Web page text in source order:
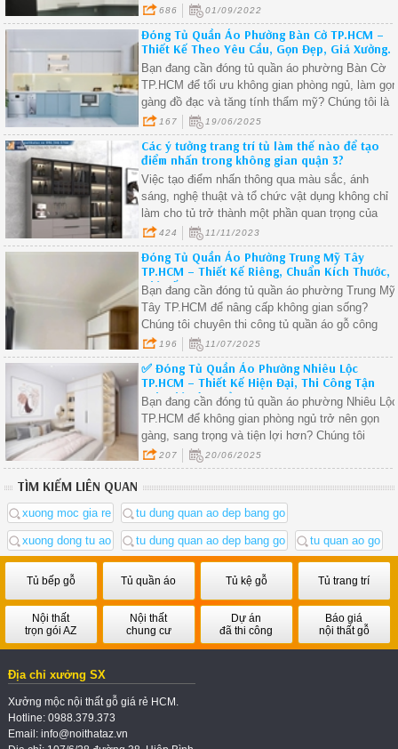
686 01/09/2022
Đóng Tủ Quần Áo Phường Bàn Cờ TP.HCM –
Thiết Kế Theo Yêu Cầu, Gọn Đẹp, Giá Xưởng.
Bạn đang cần đóng tủ quần áo phường Bàn Cờ
TP.HCM để tối ưu không gian phòng ngủ, làm gọn
gàng đồ đạc và tăng tính thẩm mỹ? Chúng tôi là
xưởng chuyên sản xuất – thi công tủ quần áo
theo yêu cầu, phục vụ tận nơi tại Quận 3 và các
phường nội thành TP.HCM, bao gồm cả khu vực
phường Bàn Cờ.
167 19/06/2025
Các ý tưởng trang trí tủ làm thế nào để tạo
điểm nhấn trong không gian quận 3?
Việc tạo điểm nhấn thông qua màu sắc, ánh
sáng, nghệ thuật và tổ chức vật dụng không chỉ
làm cho tủ trở thành một phần quan trọng của
không gian sống
424 11/11/2023
Đóng Tủ Quần Áo Phường Trung Mỹ Tây
TP.HCM – Thiết Kế Riêng, Chuẩn Kích Thước,
Giá Tốt.
Bạn đang cần đóng tủ quần áo phường Trung Mỹ
Tây TP.HCM để nâng cấp không gian sống?
Chúng tôi chuyên thi công tủ quần áo gỗ công
nghiệp tại phường Trung Mỹ Tây, thiết kế chuẩn
từng centimet, phù hợp với mọi loại phòng ngủ
nhỏ đến lớn.
196 11/07/2025
✅ Đóng Tủ Quần Áo Phường Nhiêu Lộc
TP.HCM – Thiết Kế Hiện Đại, Thi Công Tận
Nơi, Giá Tận Xưởng.
Bạn đang cần đóng tủ quần áo phường Nhiêu Lộc
TP.HCM để không gian phòng ngủ trở nên gọn
gàng, sang trọng và tiện lợi hơn? Chúng tôi
chuyên thi công tủ quần áo gỗ công nghiệp tại
phường Nhiêu Lộc, thiết kế theo yêu cầu, giá tốt,
sản xuất trực tiếp tại xưởng.
207 20/06/2025
TÌM KIẾM LIÊN QUAN
xuong moc gia re tu dung quan ao dep bang go
xuong dong tu ao tu dung quan ao dep bang go tu quan ao go
Tủ bếp gỗ Tủ quần áo Tủ kệ gỗ Tủ trang trí
Nội thất
trọn gói AZ
Nội thất
chung cư
Dự án
đã thi công
Báo giá
nội thất gỗ
Địa chỉ xưởng SX
Xưởng mộc nội thất gỗ giá rẻ HCM.
Hotline: 0988.379.373
Email: info@noithataz.vn